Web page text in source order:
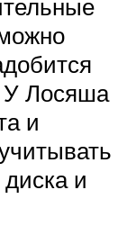
У Лосяша
и
и